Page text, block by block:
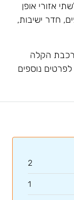
אזורי אופן
נוספים, חדר ישיבות,
רכבת הקלה
הליכה. לפרטים נוספים
2
1